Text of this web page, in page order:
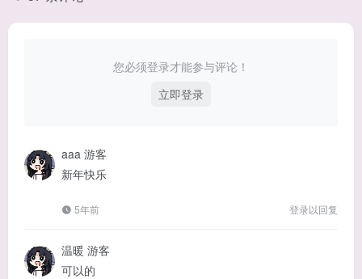
您必须登录才能参与评论！
立即登录
aaa 游客
新年快乐
5年前 登录以回复
温暖 游客
可以的